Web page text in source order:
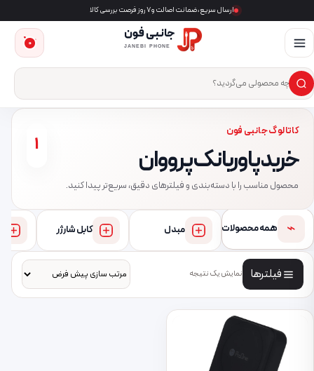
ارسال سریع، ضمانت اصالت و ۷ روز فرصت بررسی کالا
جانبی فون
JANEBI PHONE
جست‌وجوی محصول
×
0
کاتالوگ جانبی فون
خرید پاوربانک پرووان
محصول مناسب را با دسته‌بندی و فیلترهای دقیق، سریع‌تر پیدا کنید.
1
⌁ همه محصولات مبدل کابل شارژر
فیلترها نمایش یک نتیجه